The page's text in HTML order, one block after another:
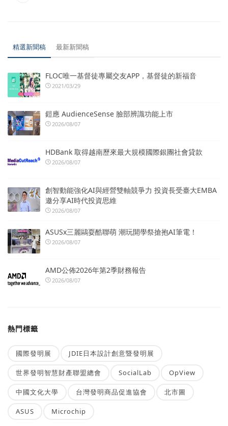
精選新聞稿 最新新聞稿
FLOC唯一基督徒專屬交友APP，基督徒的新福音
2021/03/29
鎧應 AudienceSense 臉部辨識功能上市
2026/08/07
HDBank 取得越南歷來最大規模國際銀團社會貸款
2026/08/07
創智動能強化AI與經營雙軸競爭力 投資長受臺大EMBA
邀分享AI時代投資思維
2026/08/07
ASUSx三麗鷗耍酷聯萌 潮玩開學祭搶抱AI筆電！
2026/08/07
AMD公佈2026年第2季財務報告
2026/08/07
熱門標籤
國際發明展 JDIE日本設計創意暨發明展
世界發明智慧財產聯盟總會 SocialLab OpView
中國文化大學 台灣發明商品促進協會 北市圖
ASUS Microchip